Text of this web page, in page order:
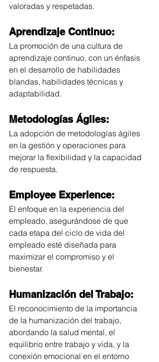
valoradas y respetadas.
Aprendizaje Continuo:
La promoción de una cultura de
aprendizaje continuo, con un énfasis
en el desarrollo de habilidades
blandas, habilidades técnicas y
adaptabilidad.
Metodologías Ágiles:
La adopción de metodologías ágiles
en la gestión y operaciones para
mejorar la flexibilidad y la capacidad
de respuesta.
Employee Experience:
El enfoque en la experiencia del
empleado, asegurándose de que
cada etapa del ciclo de vida del
empleado esté diseñada para
maximizar el compromiso y el
bienestar.
Humanización del Trabajo:
El reconocimiento de la importancia
de la humanización del trabajo,
abordando la salud mental, el
equilibrio entre trabajo y vida, y la
conexión emocional en el entorno